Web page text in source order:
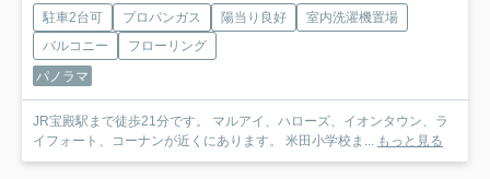
駐車2台可 プロパンガス 陽当り良好
室内洗濯機置場
バルコニー
フローリング
パノラマ
JR宝殿駅まで徒歩21分です。 マルアイ、ハローズ、イオンタウン、ラ
イフォート、コーナンが近くにあります。 米田小学校ま... もっと見る